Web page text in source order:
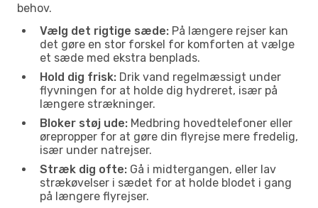
behov.
Vælg det rigtige sæde: På længere rejser kan
det gøre en stor forskel for komforten at vælge
et sæde med ekstra benplads.
Hold dig frisk: Drik vand regelmæssigt under
flyvningen for at holde dig hydreret, især på
længere strækninger.
Bloker støj ude: Medbring hovedtelefoner eller
ørepropper for at gøre din flyrejse mere fredelig,
især under natrejser.
Stræk dig ofte: Gå i midtergangen, eller lav
strækøvelser i sædet for at holde blodet i gang
på længere flyrejser.